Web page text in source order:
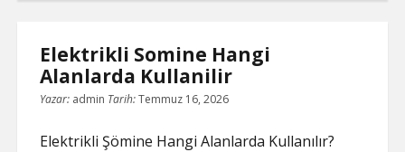
Kiralama
İpuclari
Elektrikli Somine Hangi
Alanlarda Kullanilir
Yazar: admin Tarih:Temmuz 16, 2026
Elektrikli Şömine Hangi Alanlarda Kullanılır?